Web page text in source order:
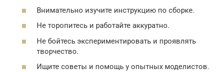
Внимательно изучите инструкцию по сборке.
Не торопитесь и работайте аккуратно.
Не бойтесь экспериментировать и проявлять
творчество.
Ищите советы и помощь у опытных моделистов.